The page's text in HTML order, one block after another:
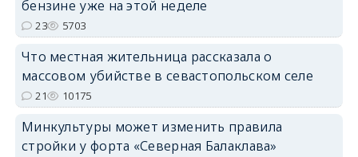
бензине уже на этой неделе
23 5703
Что местная жительница рассказала о
массовом убийстве в севастопольском селе
21 10175
Минкультуры может изменить правила
стройки у форта «Северная Балаклава»